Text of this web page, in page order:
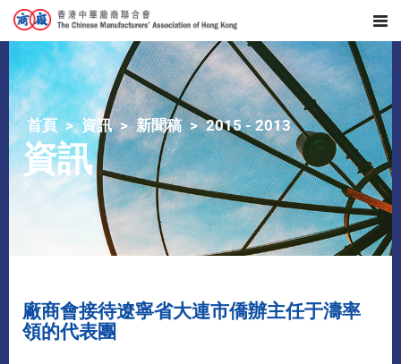
首頁 資訊 新聞稿 2015 - 2013
資訊
廠商會接待遼寧省大連市僑辦主任于濤率
領的代表團